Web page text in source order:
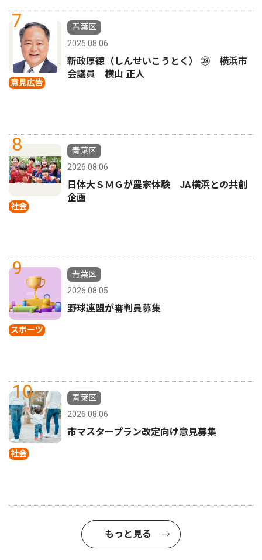
7
意見広告
青葉区
2026.08.06
新政厚徳（しんせいこうとく） ㉘ 横浜市
会議員 横山 正人
8
社会
青葉区
2026.08.06
日体大ＳＭＧが農家体験 JA横浜との共創
企画
9
スポーツ
青葉区
2026.08.05
野球連盟が審判員募集
10
社会
青葉区
2026.08.06
市マスタープラン改定向け意見募集
もっと見る